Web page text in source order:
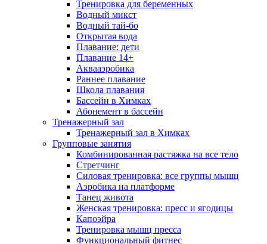
Тренировка для беременных
Водный микст
Водный тай-бо
Открытая вода
Плавание: дети
Плавание 14+
Аквааэробика
Раннее плавание
Школа плавания
Бассейн в Химках
Абонемент в бассейн
Тренажерный зал
Тренажерный зал в Химках
Групповые занятия
Комбинированная растяжка на все тело
Стретчинг
Силовая тренировка: все группы мышц
Аэробика на платформе
Танец живота
Женская тренировка: пресс и ягодицы
Капоэйра
Тренировка мышц пресса
Функциональный фитнес